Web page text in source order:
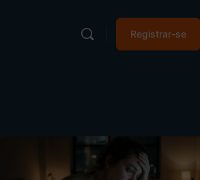
Registrar-se